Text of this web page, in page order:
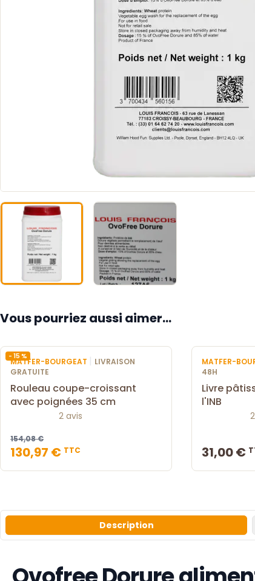
Vous pourriez aussi aimer...
- 15 %
MATFER-BOURGEAT | LIVRAISON
GRATUITE
Rouleau coupe-croissant
avec poignées 35 cm
2 avis
154,08 €
130,97 € TTC
MATFER-
48H
Livre
l'INB
31,00 €
Description